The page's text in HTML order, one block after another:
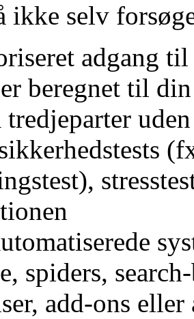
ikke selv
adgang
beregnet til
tredjeparter
spiders,
add-ons